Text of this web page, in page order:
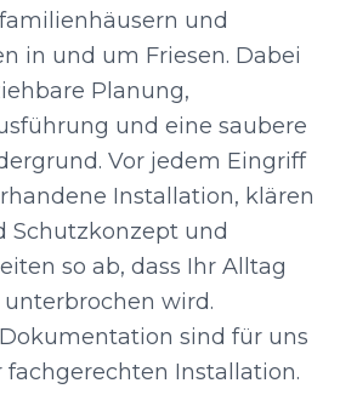
und
in und um Friesen. Dabei
Planung,
und eine saubere
Vor jedem Eingriff
Installation, klären
Schutzkonzept und
so ab, dass Ihr Alltag
wird.
sind für uns
Installation.